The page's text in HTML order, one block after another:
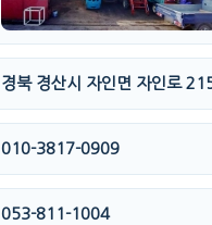
경북 경산시 자인면 자인로
010-3817-0909
053-811-1004